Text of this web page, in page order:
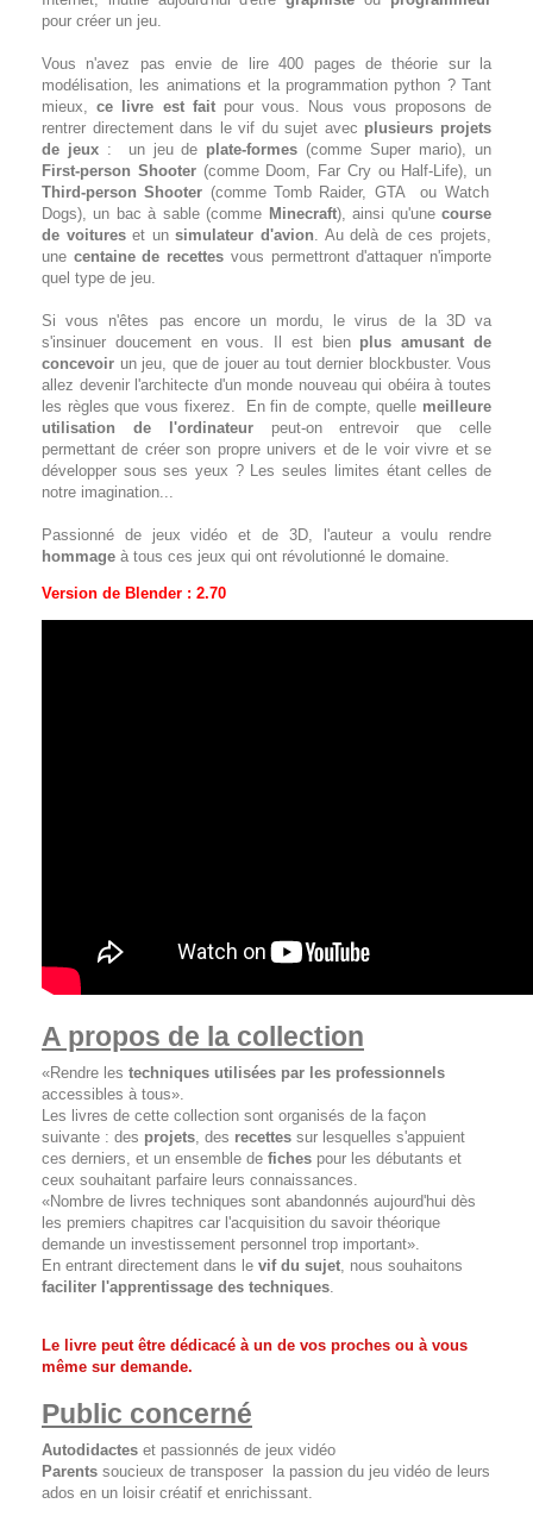
pour créer un jeu.
Vous n'avez pas envie de lire 400 pages de théorie sur la
modélisation, les animations et la programmation python ? Tant
mieux,ce livre est faitpour vous. Nous vous proposons de
rentrer directement dans le vif du sujet avec plusieurs projets
de jeux: un jeu de plate-formes (comme Super mario), un
First-person Shooter(comme Doom, Far Cry ou Half-Life), un
Third-person Shooter (comme Tomb Raider, GTA ou Watch
Dogs), un bac à sable (comme Minecraft), ainsi qu'unecourse
de voitureset unsimulateur d'avion. Au delà de ces projets,
une centaine de recettes vous permettront d'attaquer n'importe
quel type de jeu.
Si vous n'êtes pas encore un mordu, le virus de la 3D va
s'insinuer doucement en vous. Il est bien plus amusant de
concevoir un jeu, que de jouer au tout dernier blockbuster. Vous
allez devenir l'architecte d'un monde nouveau qui obéira à toutes
les règles que vous fixerez. En fin de compte, quelle meilleure
utilisation de l'ordinateurpeut-on entrevoir que celle
permettant de créer son propre univers et de le voir vivre et se
développer sous ses yeux ? Les seules limites étant celles de
notre imagination...
Passionné de jeux vidéo et de 3D, l'auteur a voulu rendre
hommage à tous ces jeux qui ont révolutionné le domaine.
Version de Blender : 2.70
A propos de la collection
«Rendre les techniques utilisées par les professionnels
accessibles à tous».
Les livres de cette collection sont organisés de la façon
suivante : des projets, des recettes sur lesquelles s'appuient
ces derniers, et un ensemble de fiches pour les débutants et
ceux souhaitant parfaire leurs connaissances.
«Nombre de livres techniques sont abandonnés aujourd'hui dès
les premiers chapitres car l'acquisition du savoir théorique
demande un investissement personnel trop important».
En entrant directement dans le vif du sujet, nous souhaitons
faciliter l'apprentissage des techniques.
Le livre peut être dédicacé à un de vos proches ou à vous
même sur demande.
Public concerné
Autodidactes et passionnés de jeux vidéo
Parents soucieux de transposer la passion du jeu vidéo de leurs
ados en un loisir créatif et enrichissant.